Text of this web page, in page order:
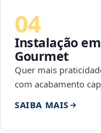
04
Instalação
Gourmet
Quer mais
com acabamento
SAIBA MAIS